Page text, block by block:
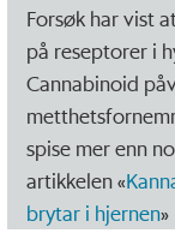
Forsøk har vist
på reseptorer i
Cannabinoid
spise mer enn
artikkelen «
brytar i hjernen»